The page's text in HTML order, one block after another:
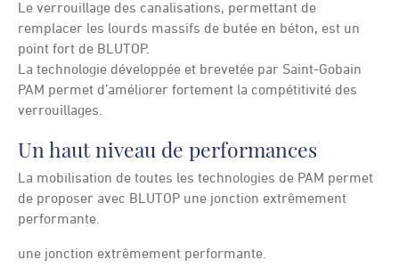
Le verrouillage des canalisations, permettant de
remplacer les lourds massifs de butée en béton, est un
point fort de BLUTOP.
La technologie développée et brevetée par Saint-Gobain
PAM permet d’améliorer fortement la compétitivité des
verrouillages.
Un haut niveau de performances
La mobilisation de toutes les technologies de PAM permet
de proposer avec BLUTOP une jonction extrêmement
performante.
une jonction extrêmement performante.